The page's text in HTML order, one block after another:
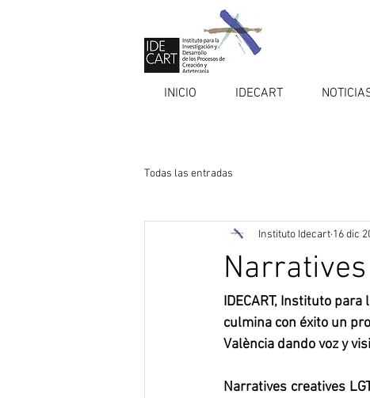
INICIO IDECART
Todas las entradas
Instituto Idecart 16 dic
IDECART, Instituto
culmina con éxito un
València dando voz y
Narratives creatives